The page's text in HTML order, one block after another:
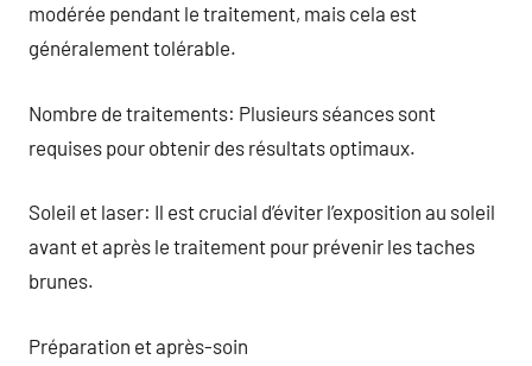
modérée pendant le traitement, mais cela est
généralement tolérable.
Nombre de traitements: Plusieurs séances sont
requises pour obtenir des résultats optimaux.
Soleil et laser: Il est crucial d’éviter l’exposition au soleil
avant et après le traitement pour prévenir les taches
brunes.
Préparation et après-soin